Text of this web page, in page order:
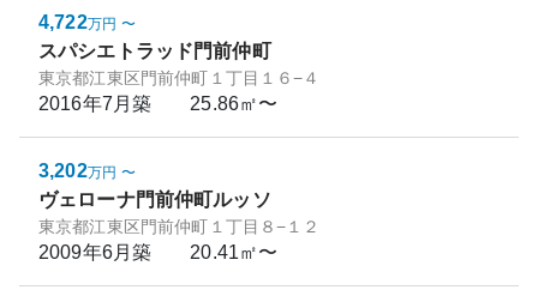
4,722万円 〜
スパシエトラッド門前仲町
東京都江東区門前仲町１丁目１６−４
2016年7月築 25.86㎡〜
3,202万円 〜
ヴェローナ門前仲町ルッソ
東京都江東区門前仲町１丁目８−１２
2009年6月築 20.41㎡〜